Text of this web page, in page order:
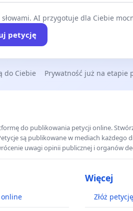
słowami. AI przygotuje dla Ciebie
petycję
do Ciebie Prywatność już na etapie
do publikowania petycji online.
są publikowane w mediach każdego
uwagi opinii publicznej i organów
online
Więcej
Złóż petycję